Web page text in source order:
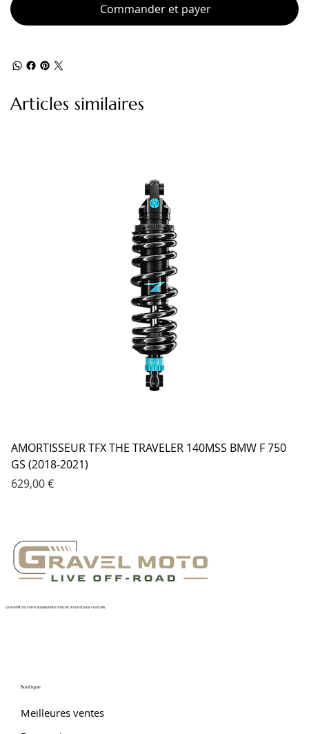
Commander et payer
Articles similaires
AMORTISSEUR TFX THE TRAVELER 140MSS BMW F 750
GS (2018-2021)
Prix
629,00 €
Gravel Moto votre accessoiriste moto & motard pour vos trails.
Boutique
Meilleures ventes